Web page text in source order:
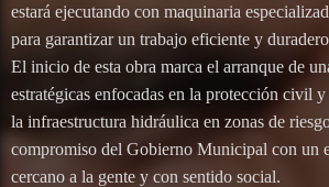
estará ejecutando con maquinaria
para garantizar un trabajo eficiente y
El inicio de esta obra marca el arranque de
estratégicas enfocadas en la protección civil
la infraestructura hidráulica en zonas de
compromiso del Gobierno Municipal con un
cercano a la gente y con sentido social.